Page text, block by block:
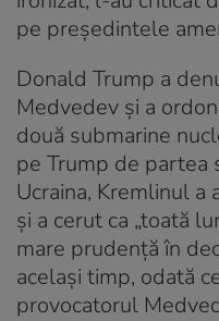
pe președintele
Donald Trump a
Medvedev și a
două submarine
pe Trump de partea
Ucraina, Kremlinul
și a cerut ca „toată
mare prudenţă în
același timp, odată
provocatorul